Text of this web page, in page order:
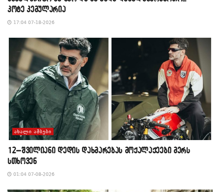
კოტე კემულარია
17:04 07-18-2026
ᲐᲮᲐᲚᲘ ᲐᲛᲑᲔᲑᲘ
12–შვილიანი დედის დახმარებას მოქალაქეები მერს
სთხოვენ
01:04 07-08-2026